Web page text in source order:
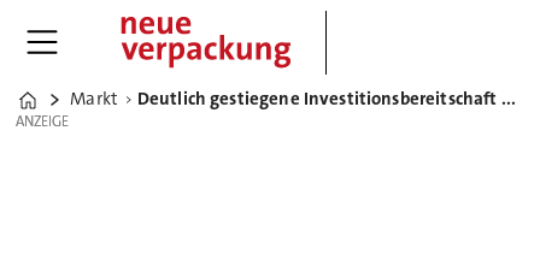
Home
Markt Deutlich gestiegene Investitionsbereitschaft auf der Upakovka und Interplastica 2019
ANZEIGE
ANZEIGE